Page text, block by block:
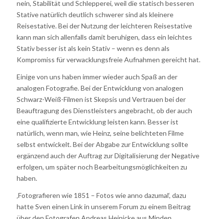
nein, Stabilität und Schlepperei, weil die statisch besseren
Stative natürlich deutlich schwerer sind als kleinere
Reisestative. Bei der Nutzung der leichteren Reisestative
kann man sich allenfalls damit beruhigen, dass ein leichtes
Stativ besser ist als kein Stativ – wenn es denn als
Kompromiss für verwacklungsfreie Aufnahmen gereicht hat.
Einige von uns haben immer wieder auch Spaß an der
analogen Fotografie. Bei der Entwicklung von analogen
Schwarz-Weiß-Filmen ist Skepsis und Vertrauen bei der
Beauftragung des Dienstleisters angebracht, ob der auch
eine qualifizierte Entwicklung leisten kann. Besser ist
natürlich, wenn man, wie Heinz, seine belichteten Filme
selbst entwickelt. Bei der Abgabe zur Entwicklung sollte
ergänzend auch der Auftrag zur Digitalisierung der Negative
erfolgen, um später noch Bearbeitungsmöglichkeiten zu
haben.
‚Fotografieren wie 1851 – Fotos wie anno dazumal‘, dazu
hatte Sven einen Link in unserem Forum zu einem Beitrag